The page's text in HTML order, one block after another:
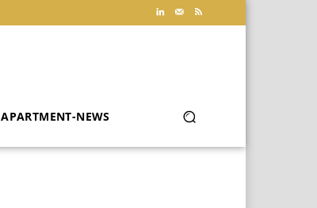
APARTMENT-NEWS